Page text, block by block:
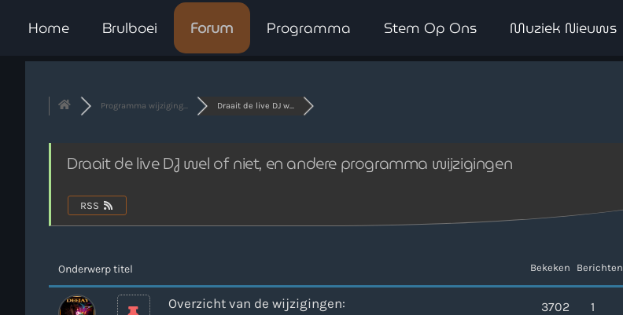
Home Brulboei Forum Programma Stem Op Ons Muziek Nieuws
Programma wijziging... Draait de live DJ w...
Draait de live DJ wel of niet, en andere programma wijzigingen
RSS
Onderwerp titel Bekeken Berichten
Overzicht van de wijzigingen: 3702 1